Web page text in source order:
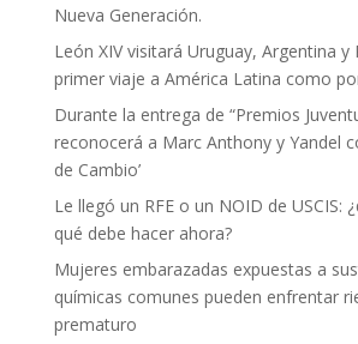
Nueva Generación.
León XIV visitará Uruguay, Argentina y
primer viaje a América Latina como
Durante la entrega de “Premios
reconocerá a Marc Anthony y Yandel
de Cambio’
Le llegó un RFE o un NOID de USCIS:
qué debe hacer ahora?
Mujeres embarazadas expuestas a
químicas comunes pueden enfrentar
prematuro